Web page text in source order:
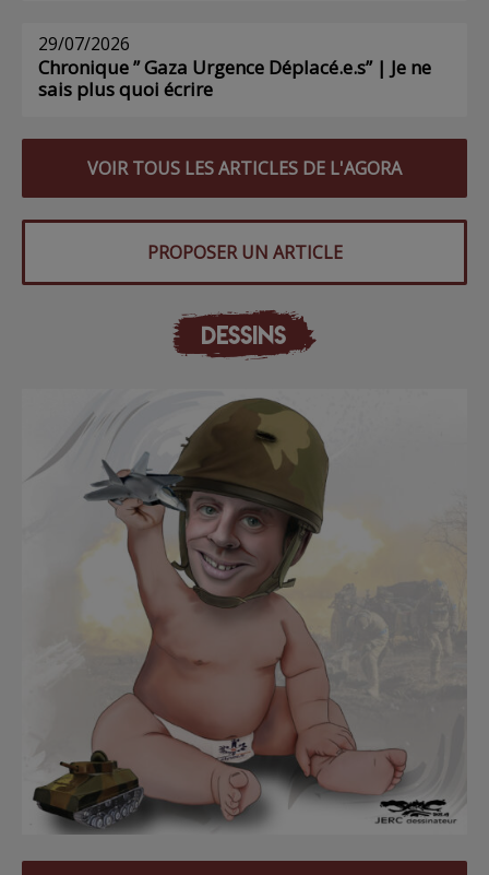
29/07/2026
Chronique ” Gaza Urgence Déplacé.e.s” | Je ne
sais plus quoi écrire
VOIR TOUS LES ARTICLES DE L'AGORA
PROPOSER UN ARTICLE
DESSINS